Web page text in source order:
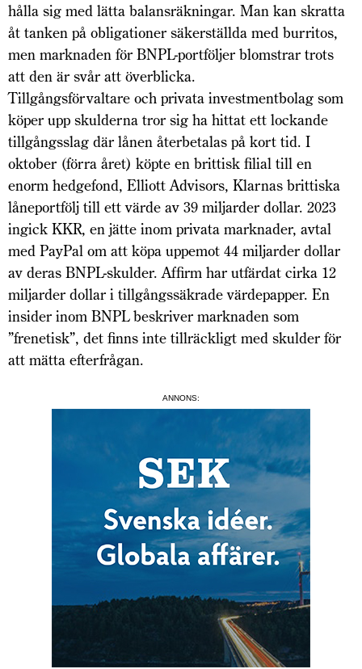
hålla sig med lätta balansräkningar. Man kan skratta
åt tanken på obligationer säkerställda med burritos,
men marknaden för BNPL-portföljer blomstrar trots
att den är svår att överblicka.
Tillgångsförvaltare och privata investmentbolag som
köper upp skulderna tror sig ha hittat ett lockande
tillgångsslag där lånen återbetalas på kort tid. I
oktober (förra året) köpte en brittisk filial till en
enorm hedgefond, Elliott Advisors, Klarnas brittiska
låne­portfölj till ett värde av 39 miljarder dollar. 2023
ingick KKR, en jätte inom privata marknader, avtal
med PayPal om att köpa uppemot 44 miljarder dollar
av deras BNPL-skulder. Affirm har utfärdat cirka 12
miljarder dollar i tillgångssäkrade värdepapper. En
insider inom BNPL beskriver marknaden som
”frenetisk”, det finns inte tillräckligt med skulder för
att mätta efterfrågan.
ANNONS: